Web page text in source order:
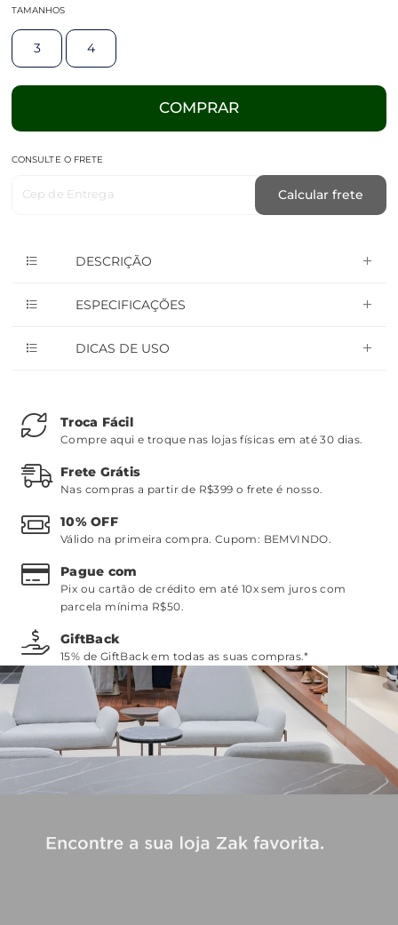
TAMANHOS
3 4
COMPRAR
CONSULTE O FRETE
Cep de Entrega Calcular frete
DESCRIÇÃO
ESPECIFICAÇÕES
DICAS DE USO
Troca Fácil
Compre aqui e troque nas lojas físicas em até 30 dias.
Frete Grátis
Nas compras a partir de R$399 o frete é nosso.
10% OFF
Válido na primeira compra. Cupom: BEMVINDO.
Pague com
Pix ou cartão de crédito em até 10x sem juros com
parcela mínima R$50.
GiftBack
15% de GiftBack em todas as suas compras.*